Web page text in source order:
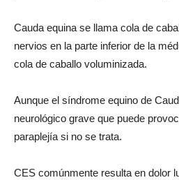
Cauda equina se llama cola de
nervios en la parte inferior de la
cola de caballo voluminizada.
Aunque el síndrome equino de
neurológico grave que puede
paraplejía si no se trata.
CES comúnmente resulta en dolor